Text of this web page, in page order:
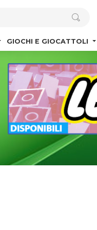
GIOCHI E GIOCATTOLI